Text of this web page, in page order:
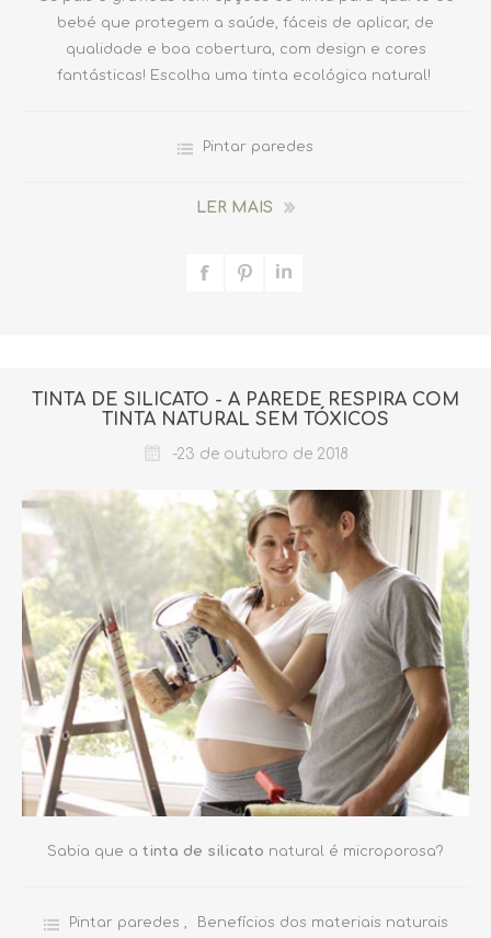
bebé que protegem a saúde, fáceis de aplicar, de
qualidade e boa cobertura, com design e cores
fantásticas! Escolha uma tinta ecológica natural!
Pintar paredes
LER MAIS
TINTA DE SILICATO - A PAREDE RESPIRA COM
TINTA NATURAL SEM TÓXICOS
-23 de outubro de 2018
Sabia que a tinta de silicato natural é microporosa?
Pintar paredes , Benefícios dos materiais naturais